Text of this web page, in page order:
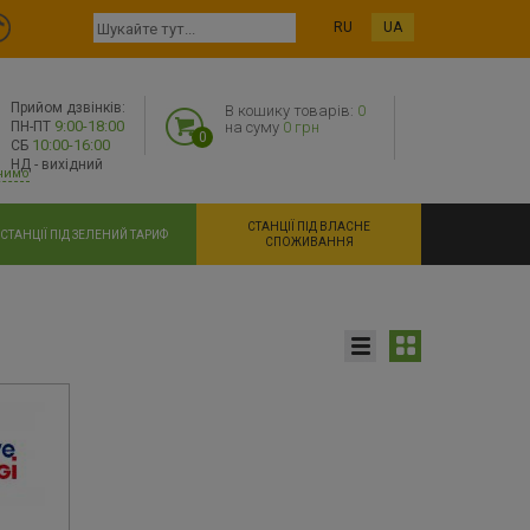
RU UA
Прийом дзвінків:
ПН-ПТ 9:00-18:00
СБ 10:00-16:00
НД - вихідний
0
В кошику товарів: 0
на суму 0 грн
СТАНЦІЇ ПІД ЗЕЛЕНИЙ ТАРИФ
СТАНЦІЇ ПІД ВЛАСНЕ
СПОЖИВАННЯ